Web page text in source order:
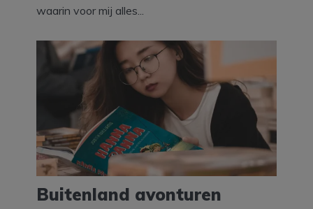
waarin voor mij alles...
Buitenland avonturen